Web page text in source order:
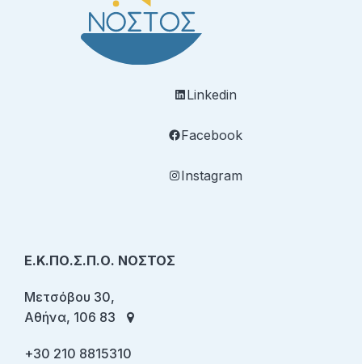
Linkedin
Facebook
Instagram
Ε.Κ.ΠΟ.Σ.Π.Ο. ΝΟΣΤΟΣ
Μετσόβου 30,
Αθήνα, 106 83
+30 210 8815310